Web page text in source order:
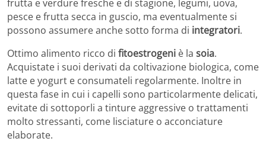
frutta e verdure fresche e di stagione, legumi, uova,
pesce e frutta secca in guscio, ma eventualmente si
possono assumere anche sotto forma di integratori.
Ottimo alimento ricco di fitoestrogeni è la soia.
Acquistate i suoi derivati da coltivazione biologica, come
latte e yogurt e consumateli regolarmente. Inoltre in
questa fase in cui i capelli sono particolarmente delicati,
evitate di sottoporli a tinture aggressive o trattamenti
molto stressanti, come lisciature o acconciature
elaborate.